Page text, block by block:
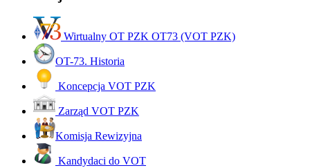
Wirtualny OT PZK OT73 (VOT PZK)
OT-73. Historia
Koncepcja VOT PZK
Zarząd VOT PZK
Komisja Rewizyjna
Kandydaci do VOT